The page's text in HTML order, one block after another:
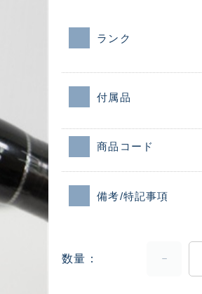
ランク
付属品
商品コード
備考/特記事項
数量